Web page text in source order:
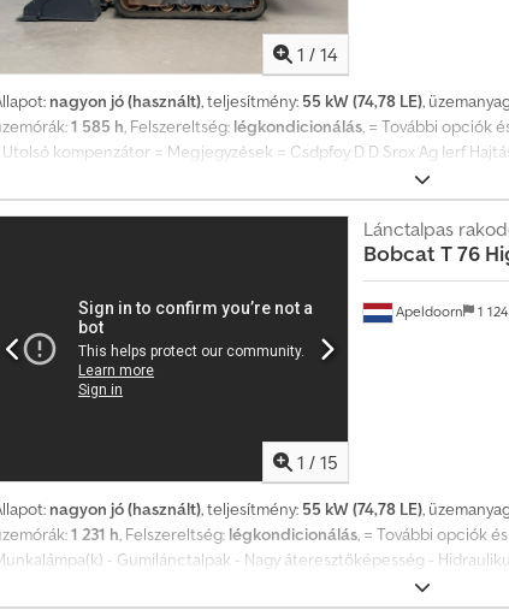
1 / 14
nagyon jó (használt), teljesítmény: 55 kW (74,78 LE),
1 585 h, Felszereltség: légkondicionálás, = További opciók
Utolsó kompenzátor = Megjegyzések = Csdpfoy D D Srox Ag Ierf
menetfokozat, ride control, klímaberendezés, tolatókamera, légrugós
tömeg: 4 898 kg Méretek (H x Sz x M): 395 x 220 x 208 cm
jelölés: igen Műszaki állapot: nagyon jó Optikai állapot: nagyon jó
1 / 15
Apeldoorn 1
Lánctalpas
Bobcat T 76
nagyon jó (használt), teljesítmény: 55 kW (74,78 LE),
1 231 h, Felszereltség: légkondicionálás, = További opciók
- Gumilánctalpak - Nagy áteresztőképesség -
Két sebességfokozat = Megjegyzések = Crjdpjw U Itgefx Ag Iof